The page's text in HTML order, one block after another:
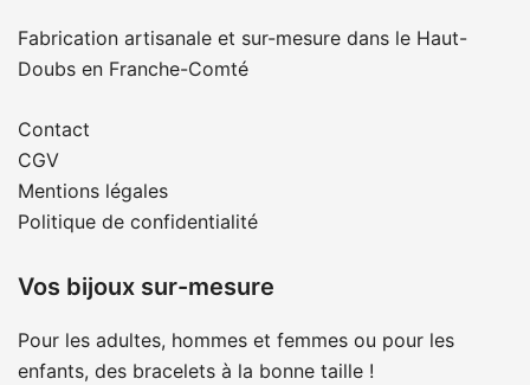
Fabrication artisanale et sur-mesure dans le Haut-
Doubs en Franche-Comté
Contact
CGV
Mentions légales
Politique de confidentialité
Vos bijoux sur-mesure
Pour les adultes, hommes et femmes ou pour les
enfants, des bracelets à la bonne taille !